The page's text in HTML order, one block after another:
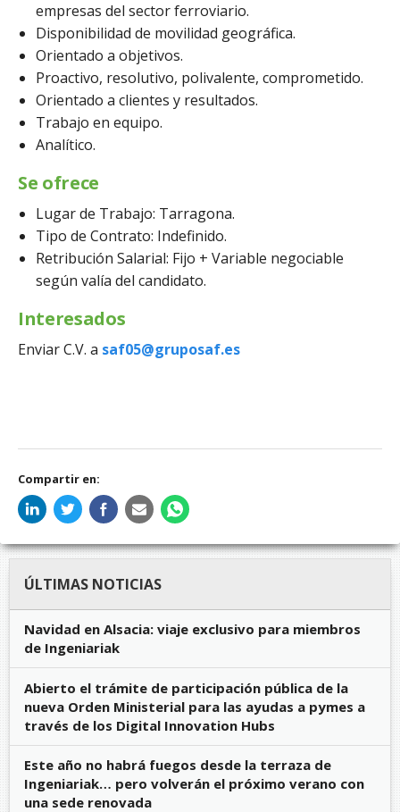
empresas del sector ferroviario.
Disponibilidad de movilidad geográfica.
Orientado a objetivos.
Proactivo, resolutivo, polivalente, comprometido.
Orientado a clientes y resultados.
Trabajo en equipo.
Analítico.
Se ofrece
Lugar de Trabajo: Tarragona.
Tipo de Contrato: Indefinido.
Retribución Salarial: Fijo + Variable negociable
según valía del candidato.
Interesados
Enviar C.V. a saf05@gruposaf.es
Compartir en:
ÚLTIMAS NOTICIAS
Navidad en Alsacia: viaje exclusivo para miembros
de Ingeniariak
Abierto el trámite de participación pública de la
nueva Orden Ministerial para las ayudas a pymes a
través de los Digital Innovation Hubs
Este año no habrá fuegos desde la terraza de
Ingeniariak… pero volverán el próximo verano con
una sede renovada